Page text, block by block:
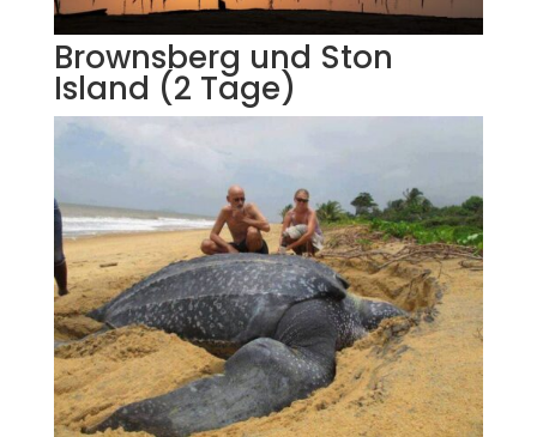
Brownsberg und Ston
Island (2 Tage)